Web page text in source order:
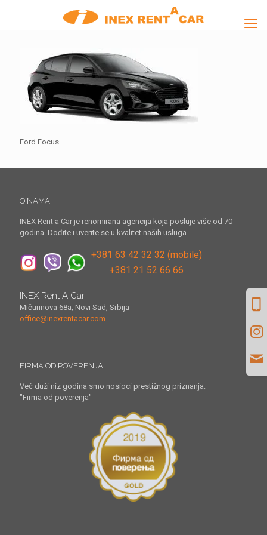
Ford Focus
O NAMA
INEX Rent a Car je renomirana agencija koja posluje više od 70
godina. Dođite i uverite se u kvalitet naših usluga.
+381 63 42 32 32 (mobile)
+381 21 52 66 66
INEX Rent A Car
Mičurinova 68a, Novi Sad, Srbija
office@inexrentacar.com
FIRMA OD POVERENJA
Već duži niz godina smo nosioci prestižnog priznanja:
"Firma od poverenja"